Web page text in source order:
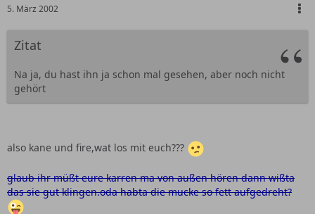
5. März 2002
Zitat
Na ja, du hast ihn ja schon mal gesehen, aber noch nicht
gehört
also kane und fire,wat los mit euch???
glaub ihr müßt eure karren ma von außen hören dann wißta
das sie gut klingen.oda habta die mucke so fett aufgedreht?